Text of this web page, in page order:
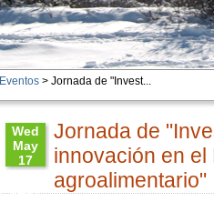
Eventos> Jornada de "Invest...
Wed
May
17
10:00:00
Jornada de
innovación en
agroalimentario"